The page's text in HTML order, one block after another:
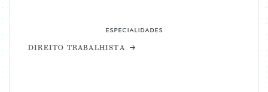
especialidades
direito trabalhista